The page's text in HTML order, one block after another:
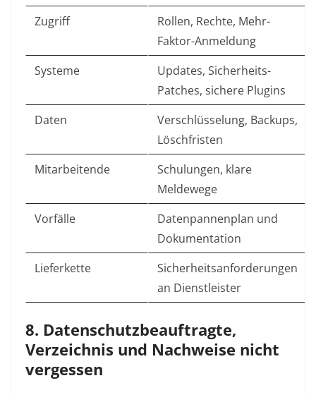
Zugriff
Rollen, Rechte, Mehr-
Faktor-Anmeldung
Systeme
Updates, Sicherheits-
Patches, sichere Plugins
Daten
Verschlüsselung, Backups,
Löschfristen
Mitarbeitende
Schulungen, klare
Meldewege
Vorfälle
Datenpannenplan und
Dokumentation
Lieferkette
Sicherheitsanforderungen
an Dienstleister
8. Datenschutzbeauftragte,
Verzeichnis und Nachweise nicht
vergessen